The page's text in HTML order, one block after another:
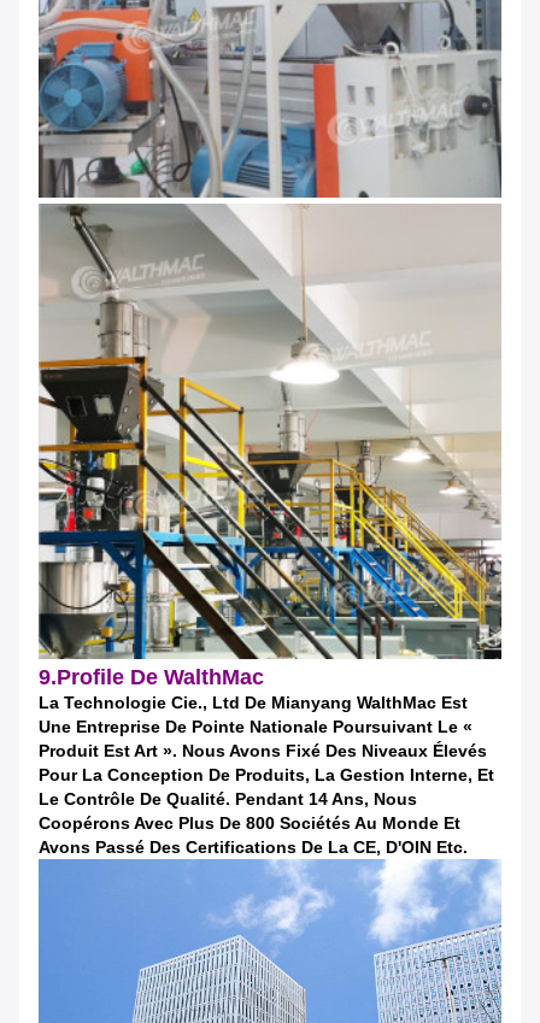
9.Profile De WalthMac
La Technologie Cie., Ltd De Mianyang WalthMac Est
Une Entreprise De Pointe Nationale Poursuivant Le «
Produit Est Art ». Nous Avons Fixé Des Niveaux Élevés
Pour La Conception De Produits, La Gestion Interne, Et
Le Contrôle De Qualité. Pendant 14 Ans, Nous
Coopérons Avec Plus De 800 Sociétés Au Monde Et
Avons Passé Des Certifications De La CE, D'OIN Etc.